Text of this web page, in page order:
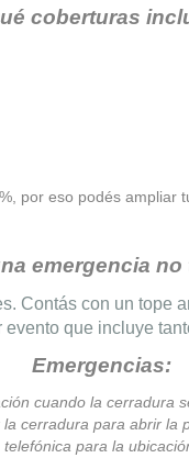
coberturas
por eso podés
emergencia
Contás con un
que incluye
Emergencias:
cuando la
cerradura para abrir la
para la